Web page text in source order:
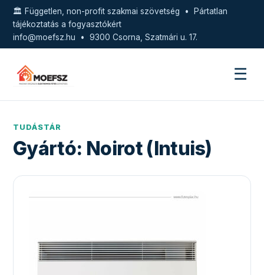
🏛️ Független, non-profit szakmai szövetség • Pártatlan
tájékoztatás a fogyasztókért
info@moefsz.hu • 9300 Csorna, Szatmári u. 17.
☰
TUDÁSTÁR
Gyártó: Noirot (Intuis)